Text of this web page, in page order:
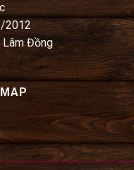
2012
Lâm Đồng